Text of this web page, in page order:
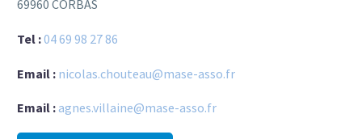
69960 CORBAS
Tel :04 69 98 27 86
Email : nicolas.chouteau@mase-asso.fr
Email : agnes.villaine@mase-asso.fr